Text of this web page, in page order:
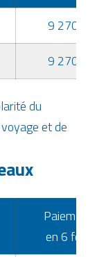
9 270 €
9 270 €
du
et de
Paiement
en 6 fois